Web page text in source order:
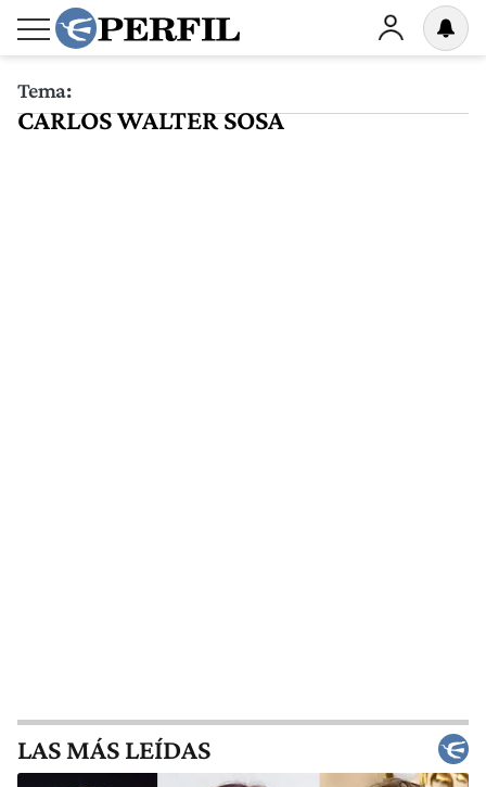
Tema:
CARLOS WALTER SOSA
LAS MÁS LEÍDAS